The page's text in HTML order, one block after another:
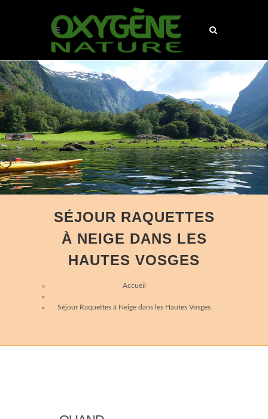
SÉJOUR RAQUETTES
À NEIGE DANS LES
HAUTES VOSGES
Accueil
Séjour Raquettes à Neige dans les Hautes Vosges